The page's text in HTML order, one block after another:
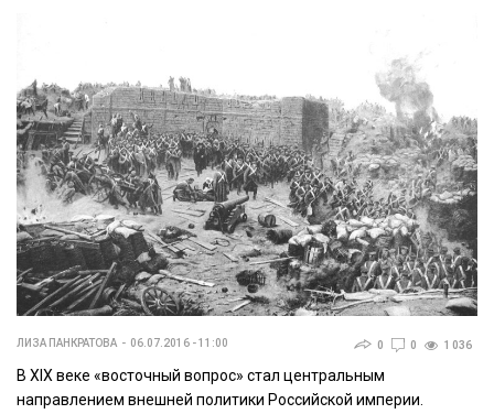
ЛИЗА ПАНКРАТОВА 06.07.2016 - 11:00 0 0 1 036
В XIXвеке «восточный вопрос» стал центральным
направлением внешней политики Российской империи.